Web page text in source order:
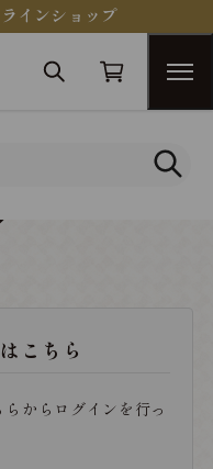
インショップ
こちら
からログインを行っ